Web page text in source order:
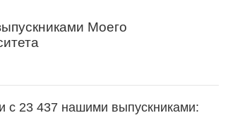
Моего
с 23 437 нашими выпускниками: